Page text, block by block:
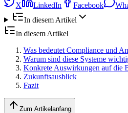
X LinkedIn Facebook
In diesem Artikel
In diesem Artikel
Was bedeutet Compliance und
Warum sind diese Systeme
Konkrete Auswirkungen auf die
Zukunftsausblick
Fazit
Zum Artikelanfang